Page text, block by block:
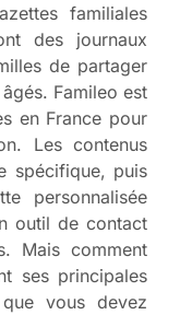
familiales
des journaux
de partager
Famileo est
en France pour
Les contenus
spécifique, puis
personnalisée
outil de contact
Mais comment
ses principales
vous devez